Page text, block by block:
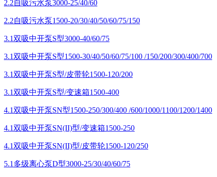
2.2自吸污水泵3000-25/40/60
2.2自吸污水泵1500-20/30/40/50/60/75/150
3.1双吸中开泵S型3000-40/60/75
3.1双吸中开泵S型1500-30/40/50/60/75/100 /150/200/300/400/700
3.1双吸中开泵S型/皮带轮1500-120/200
3.1双吸中开泵S型/变速箱1500-400
4.1双吸中开泵SN型1500-250/300/400 /600/1000/1100/1200/1400
4.1双吸中开泵SN(II)型/变速箱1500-250
4.1双吸中开泵SN(II)型/皮带轮1500-120/250
5.1多级离心泵D型3000-25/30/40/60/75